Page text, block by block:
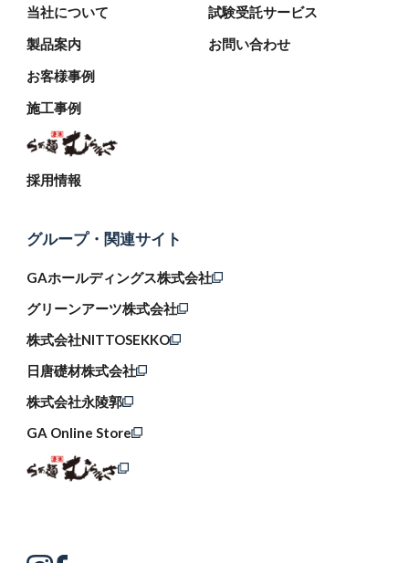
当社について
製品案内
お客様事例
施工事例
採用情報
試験受託サービス
お問い合わせ
グループ・関連サイト
GAホールディングス株式会社
グリーンアーツ株式会社
株式会社NITTOSEKKO
日唐礎材株式会社
株式会社永陵郭
GA Online Store